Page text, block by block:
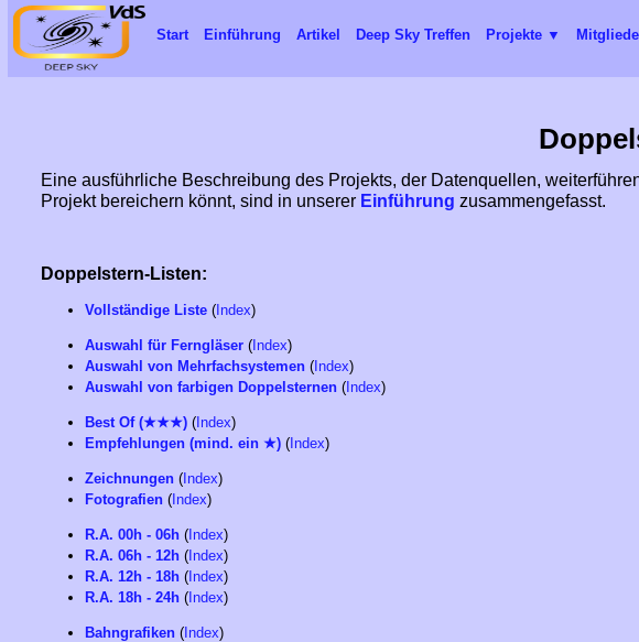
Start Einführung Artikel Deep Sky Treffen Projekte ▼
Eine ausführliche Beschreibung des Projekts, der Datenquellen,
Projekt bereichern könnt, sind in unserer Einführung zusammengefasst.
Doppelstern-Listen:
Vollständige Liste(Index)
Auswahl für Ferngläser(Index)
Auswahl von Mehrfachsystemen(Index)
Auswahl von farbigen Doppelsternen(Index)
Best Of (★★★)(Index)
Empfehlungen (mind. ein ★)(Index)
Zeichnungen(Index)
Fotografien(Index)
R.A. 00h - 06h(Index)
R.A. 06h - 12h(Index)
R.A. 12h - 18h(Index)
R.A. 18h - 24h(Index)
Bahngrafiken(Index)